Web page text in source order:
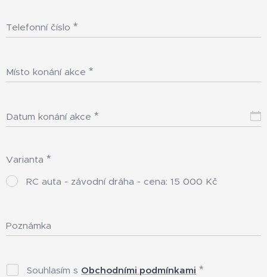
Telefonní číslo
Místo konání akce
Datum konání akce
Varianta
RC auta - závodní dráha - cena: 15 000 Kč
Poznámka
Souhlasím s Obchodními podmínkami